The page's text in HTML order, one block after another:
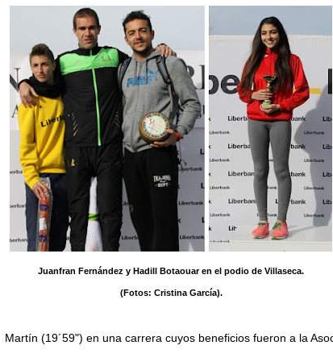
Juanfran Fernández y Hadill Botaouar en el podio de Villaseca.
(Fotos: Cristina García).
Martín (19´59") en una carrera cuyos beneficios fueron a la